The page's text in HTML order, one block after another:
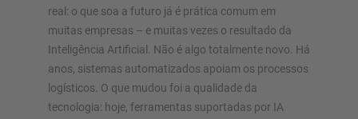
real: o que soa a futuro já é prática comum em
muitas empresas – e muitas vezes o resultado da
Inteligência Artificial. Não é algo totalmente novo. Há
anos, sistemas automatizados apoiam os processos
logísticos. O que mudou foi a qualidade da
tecnologia: hoje, ferramentas suportadas por IA
Estante para paletes
Estantes móveis
Sistemas de almacenamiento automatizado
Nave autoportante
Plataforma